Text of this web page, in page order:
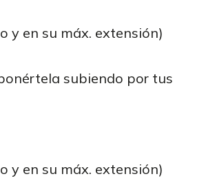
y en su máx. extensión)
subiendo por tus
y en su máx. extensión)